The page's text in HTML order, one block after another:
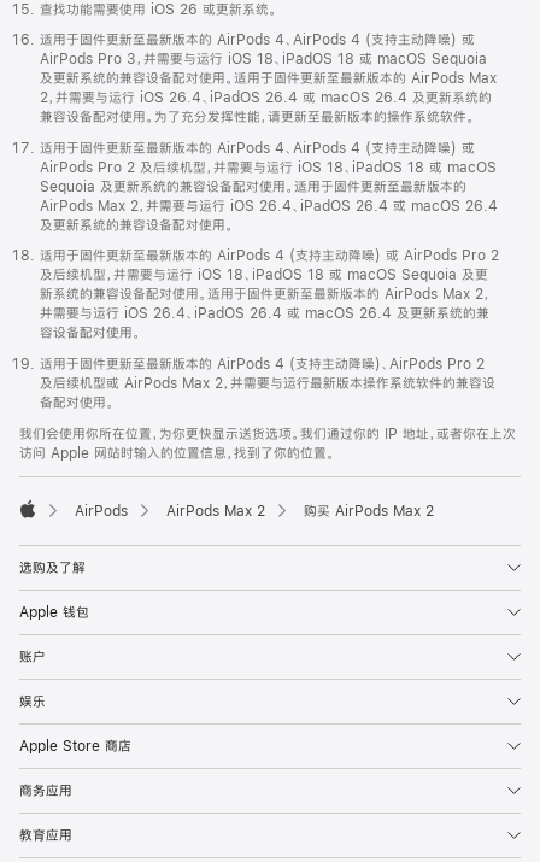
查找功能需要使用 iOS 26 或更新系统。
适用于固件更新至最新版本的 AirPods 4、AirPods 4 (支持主动降噪) 或
AirPods Pro 3，并需要与运行 iOS 18、iPadOS 18 或 macOS Sequoia
及更新系统的兼容设备配对使用。适用于固件更新至最新版本的 AirPods Max
2，并需要与运行 iOS 26.4、iPadOS 26.4 或 macOS 26.4 及更新系统的
兼容设备配对使用。为了充分发挥性能，请更新至最新版本的操作系统软件。
适用于固件更新至最新版本的 AirPods 4、AirPods 4 (支持主动降噪) 或
AirPods Pro 2 及后续机型，并需要与运行 iOS 18、iPadOS 18 或 macOS
Sequoia 及更新系统的兼容设备配对使用。适用于固件更新至最新版本的
AirPods Max 2，并需要与运行 iOS 26.4、iPadOS 26.4 或 macOS 26.4
及更新系统的兼容设备配对使用。
适用于固件更新至最新版本的 AirPods 4 (支持主动降噪) 或 AirPods Pro 2
及后续机型，并需要与运行 iOS 18、iPadOS 18 或 macOS Sequoia 及更
新系统的兼容设备配对使用。适用于固件更新至最新版本的 AirPods Max 2，
并需要与运行 iOS 26.4、iPadOS 26.4 或 macOS 26.4 及更新系统的兼
容设备配对使用。
适用于固件更新至最新版本的 AirPods 4 (支持主动降噪)、AirPods Pro 2
及后续机型或 AirPods Max 2，并需要与运行最新版本操作系统软件的兼容设
备配对使用。
我们会使用你所在位置，为你更快显示送货选项。我们通过你的 IP 地址，或者你在上次
访问 Apple 网站时输入的位置信息，找到了你的位置。
AirPods AirPods Max 2 购买 AirPods Max 2
选购及了解
Apple 钱包
账户
娱乐
Apple Store 商店
商务应用
教育应用